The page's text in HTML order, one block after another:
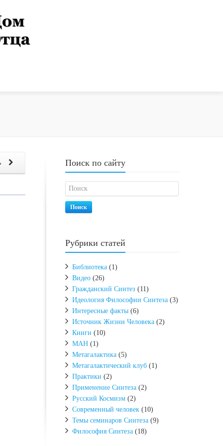
Поиск по сайту
Поиск
Рубрики статей
Библиотека (1)
Видео (26)
Гражданский Синтез (11)
Идеология Философии Синтеза (3)
Интересные факты (6)
Источник Жизни Человека (2)
Книги (10)
МАН (1)
Метагалактика (5)
Метагалактический клуб (1)
Практики (2)
Применение Синтеза (2)
Русский Космизм (2)
Современный человек (10)
Темы семинаров Синтеза (9)
Философия Синтеза (18)